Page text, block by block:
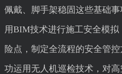
佩戴、脚手架稳固这些基础
用BIM技术进行施工安全模
险点，制定全流程的安全管
功运用无人机巡检技术，对